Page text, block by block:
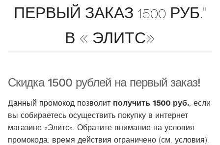
ПЕРВЫЙ ЗАКАЗ 1500 РУБ."
В « ЭЛИТС»
Скидка 1500 рублей на первый заказ!
Данный промокод позволит получить 1500 руб. , если
вы собираетесь осуществить покупку в интернет
магазине «Элитс». Обратите внимание на условия
промокода: время действия ограничено (см. условия).